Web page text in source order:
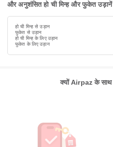
और अनुशंसित हो ची मिन्ह और फुकेत उड़ानें
हो ची मिन्ह से उड़ान
फुकेत से उड़ान
हो ची मिन्ह के लिए उड़ान
फुकेत के लिए उड़ान
क्यों Airpaz के साथ